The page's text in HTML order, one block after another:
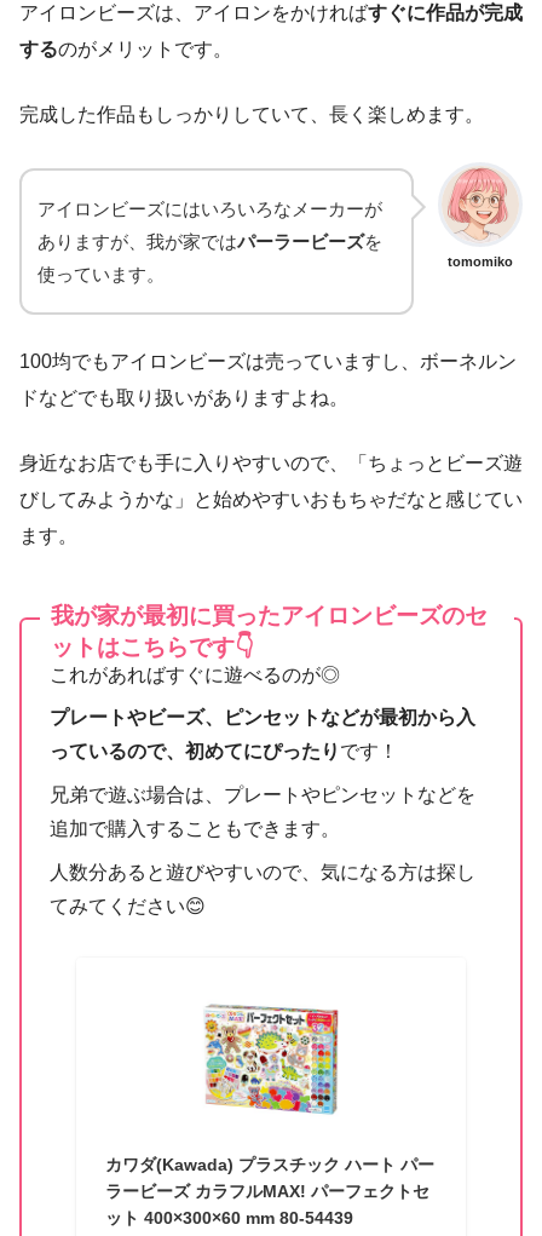
アイロンビーズは、アイロンをかければすぐに作品が完成
するのがメリットです。
完成した作品もしっかりしていて、長く楽しめます。
tomomiko
アイロンビーズにはいろいろなメーカーが
ありますが、我が家ではパーラービーズを
使っています。
100均でもアイロンビーズは売っていますし、ボーネルン
ドなどでも取り扱いがありますよね。
身近なお店でも手に入りやすいので、「ちょっとビーズ遊
びしてみようかな」と始めやすいおもちゃだなと感じてい
ます。
我が家が最初に買ったアイロンビーズのセ
ットはこちらです👇
これがあればすぐに遊べるのが◎
プレートやビーズ、ピンセットなどが最初から入
っているので、初めてにぴったり です！
兄弟で遊ぶ場合は、プレートやピンセットなどを
追加で購入することもできます。
人数分あると遊びやすいので、気になる方は探し
てみてください😊
カワダ(Kawada) プラスチック ハート パー
ラービーズ カラフルMAX! パーフェクトセ
ット 400×300×60 mm 80-54439